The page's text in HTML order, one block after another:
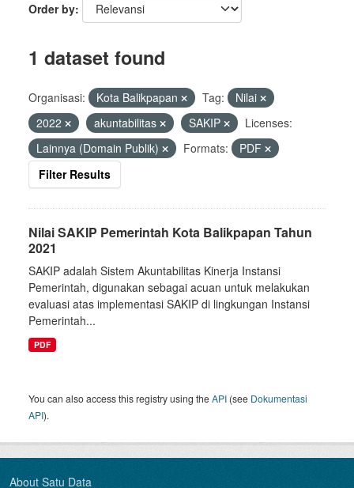
Order by
1 dataset found
Organisasi: Kota Balikpapan Tag:
Nilai
2022
akuntabilitas SAKIP
Licenses:
Lainnya (Domain Publik)
Formats:
PDF
Filter Results
Nilai SAKIP Pemerintah Kota Balikpapan Tahun
2021
SAKIP adalah Sistem Akuntabilitas Kinerja Instansi
Pemerintah, digunakan sebagai acuan untuk melakukan
evaluasi atas implementasi SAKIP di lingkungan Instansi
Pemerintah...
PDF
You can also access this registry using theAPI (see Dokumentasi
API).
About Satu Data